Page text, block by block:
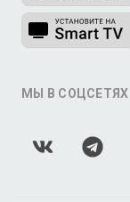
МЫ В СОЦСЕТЯХ